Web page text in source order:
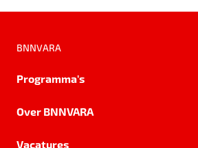
BNNVARA
Programma's
Over BNNVARA
Vacatures